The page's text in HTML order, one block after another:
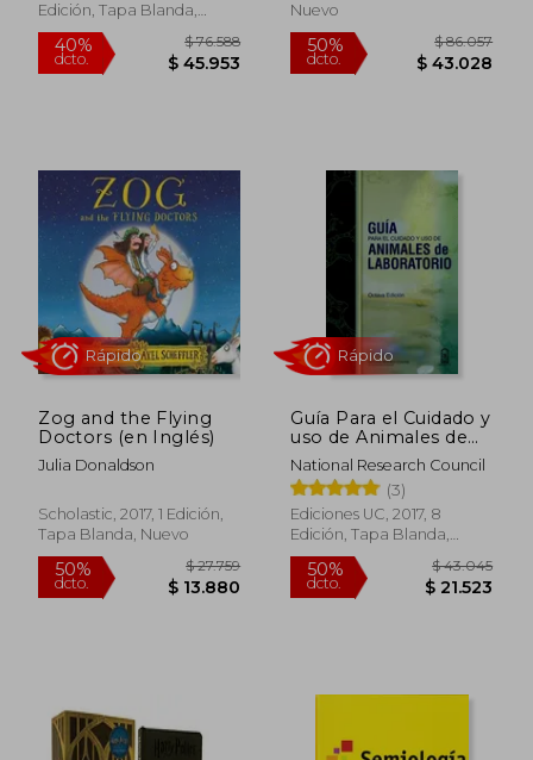
$ 107.442 dcto. $
Rápido
Edición, Tapa Blanda,
Nuevo
Nuevo
Zog and the Flying
Doctors (en Inglés)
Julia Donaldson
Scholastic, 2017, 1 Edición,
Tapa Blanda, Nuevo
Guía Para el Cuidado y
uso de Animales de
Laboratorio
National Research Council
(3)
Ediciones UC, 2017, 8
Edición, Tapa Blanda,
Nuevo